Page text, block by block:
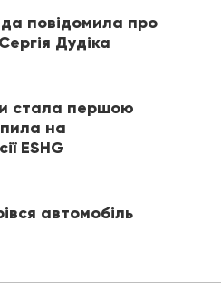
повідомила про
Дудіка
стала першою
на
ESHG
автомобіль